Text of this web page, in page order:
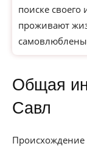
поиске
проживают
Общая
Савл
Происхождение